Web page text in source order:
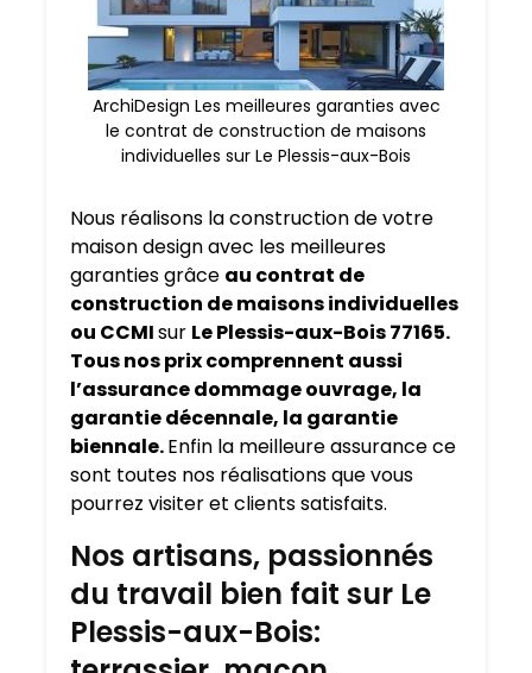
ArchiDesign Les meilleures garanties avec
le contrat de construction de maisons
individuelles sur Le Plessis-aux-Bois
Nous réalisons la construction de votre
maison design avec les meilleures
garanties grâce au contrat de
construction de maisons individuelles
ou CCMIsur Le Plessis-aux-Bois 77165.
Tous nos prix comprennent aussi
l’assurance dommage ouvrage, la
garantie décennale, la garantie
biennale.Enfin la meilleure assurance ce
sont toutes nos réalisations que vous
pourrez visiter et clients satisfaits.
Nos artisans, passionnés
du travail bien fait sur Le
Plessis-aux-Bois: